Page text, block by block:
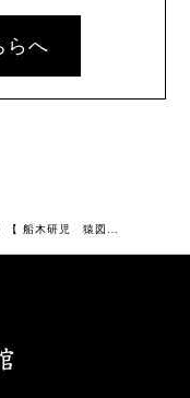
らへ